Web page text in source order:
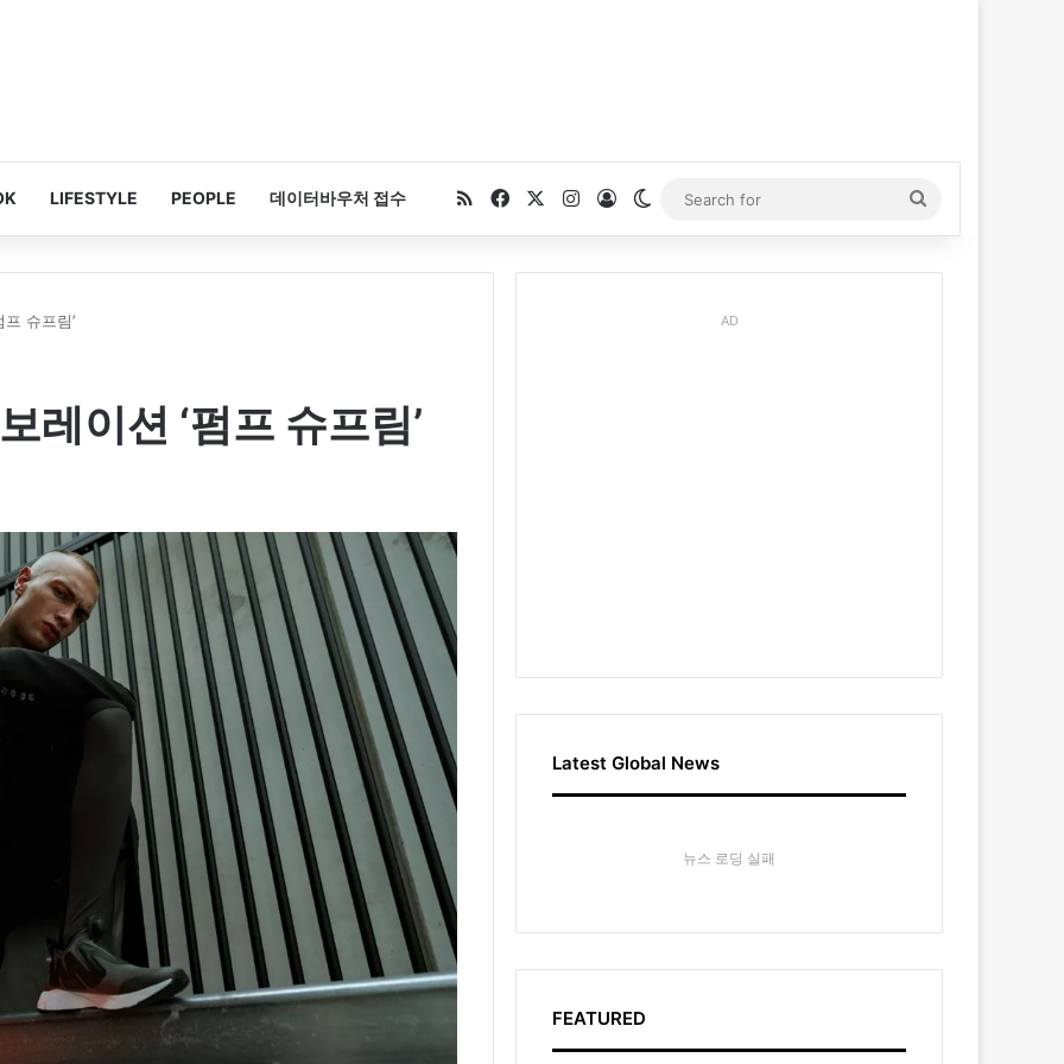
LIFESTYLE PEOPLE 데이터바우처 접수 RSS FacebookInstagram
Log InSwitch skin
for
슈프림’
레이션 ‘펌프 슈프림’
AD
Latest Global News
뉴스 로딩 실패
FEATURED